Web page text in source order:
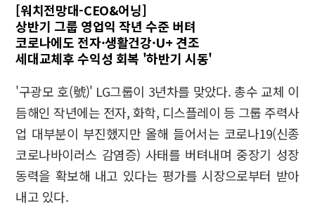
[워치전망대-CEO&어닝]
상반기 그룹 영업익 작년 수준 버텨
코로나에도 전자·생활건강·U+ 견조
세대교체후 수익성 회복 '하반기 시동'
'구광모 호(號)' LG그룹이 3년차를 맞았다. 총수 교체 이
듬해인 작년에는 전자, 화학, 디스플레이 등 그룹 주력사
업 대부분이 부진했지만 올해 들어서는 코로나19(신종
코로나바이러스 감염증) 사태를 버텨내며 중장기 성장
동력을 확보해 내고 있다는 평가를 시장으로부터 받아
내고 있다.